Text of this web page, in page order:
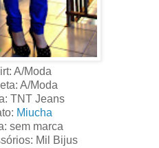
Miucha
Bijus